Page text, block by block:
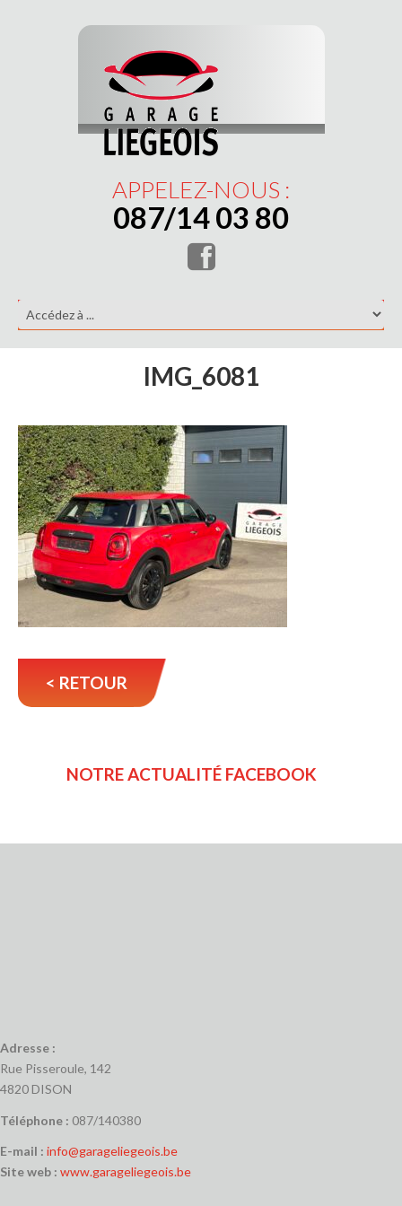
APPELEZ-NOUS :
087/14 03 80
IMG_6081
< RETOUR
NOTRE ACTUALITÉ FACEBOOK
Adresse :
Rue Pisseroule, 142
4820 DISON
Téléphone : 087/140380
E-mail : info@garageliegeois.be
Site web : www.garageliegeois.be